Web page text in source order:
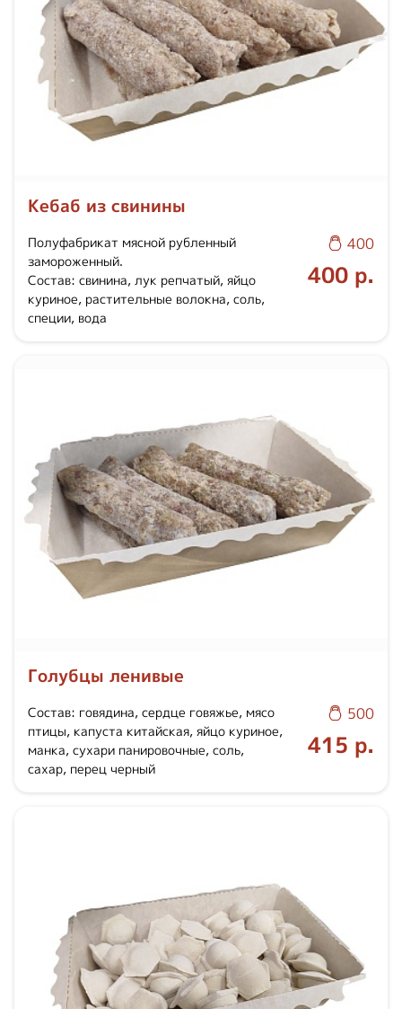
Кебаб из свинины
Полуфабрикат мясной рубленный
замороженный.
Состав: свинина, лук репчатый, яйцо
куриное, растительные волокна, соль,
специи, вода
400
400 р.
Голубцы ленивые
Состав: говядина, сердце говяжье, мясо
птицы, капуста китайская, яйцо куриное,
манка, сухари панировочные, соль,
сахар, перец черный
500
415 р.